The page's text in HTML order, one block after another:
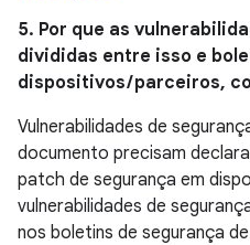
5. Por que as
divididas entre isso e
dispositivos / parceiros,
Vulnerabilidades de
documento precisam
patch de segurança em
vulnerabilidades de
nos boletins de segurança